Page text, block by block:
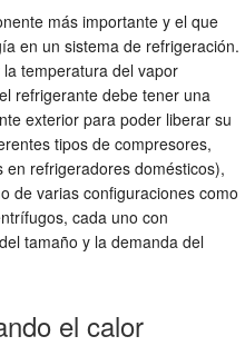
más importante y el que
en un sistema de refrigeración.
temperatura del vapor
refrigerante debe tener una
exterior para poder liberar su
tipos de compresores,
refrigeradores domésticos),
de varias configuraciones como
cada uno con
tamaño y la demanda del
el calor